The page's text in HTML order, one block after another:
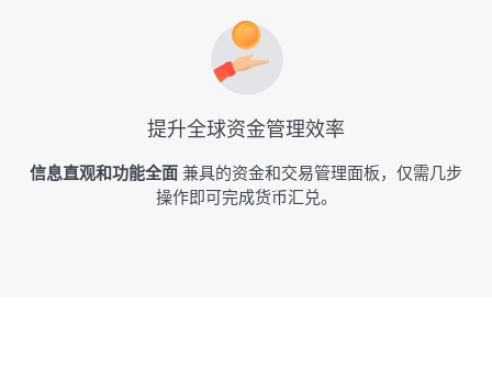
提升全球资金管理效率
信息直观和功能全面 兼具的资金和交易管理面板，仅需几步
操作即可完成货币汇兑。